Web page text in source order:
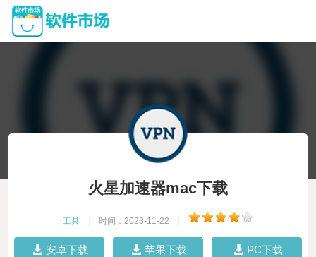
火星加速器mac下载
工具 时间：2023-11-22
安卓下载 苹果下载 PC下载